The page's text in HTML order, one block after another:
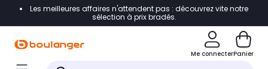
Accéder directement à la navigation
Accéder directement au pied de page
Les meilleures affaires n'attendent pas : découvrez vite notre
sélection à prix bradés.
Me connecterPanier